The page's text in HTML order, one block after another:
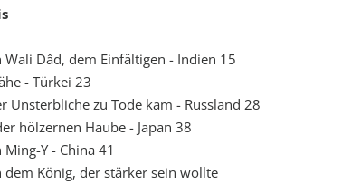
Wali Dâd, dem Einfältigen - Indien 15
- Türkei 23
Unsterbliche zu Tode kam - Russland 28
hölzernen Haube - Japan 38
Y - China 41
dem König, der stärker sein wollte